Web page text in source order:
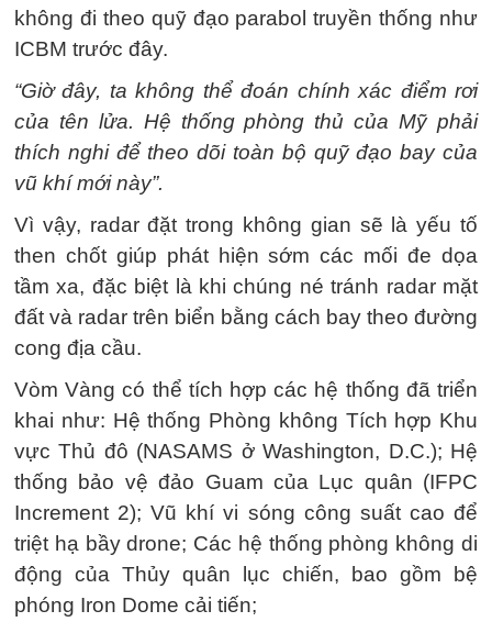
không đi theo quỹ đạo parabol truyền thống như
ICBM trước đây.
“Giờ đây, ta không thể đoán chính xác điểm rơi
của tên lửa. Hệ thống phòng thủ của Mỹ phải
thích nghi để theo dõi toàn bộ quỹ đạo bay của
vũ khí mới này”.
Vì vậy, radar đặt trong không gian sẽ là yếu tố
then chốt giúp phát hiện sớm các mối đe dọa
tầm xa, đặc biệt là khi chúng né tránh radar mặt
đất và radar trên biển bằng cách bay theo đường
cong địa cầu.
Vòm Vàng có thể tích hợp các hệ thống đã triển
khai như: Hệ thống Phòng không Tích hợp Khu
vực Thủ đô (NASAMS ở Washington, D.C.); Hệ
thống bảo vệ đảo Guam của Lục quân (IFPC
Increment 2); Vũ khí vi sóng công suất cao để
triệt hạ bầy drone; Các hệ thống phòng không di
động của Thủy quân lục chiến, bao gồm bệ
phóng Iron Dome cải tiến;